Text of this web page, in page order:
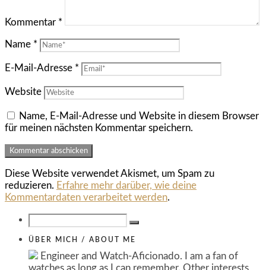
Kommentar *
Name *
E-Mail-Adresse *
Website
Name, E-Mail-Adresse und Website in diesem Browser
für meinen nächsten Kommentar speichern.
Diese Website verwendet Akismet, um Spam zu
reduzieren. Erfahre mehr darüber, wie deine
Kommentardaten verarbeitet werden.
ÜBER MICH / ABOUT ME
Engineer and Watch-Aficionado. I am a fan of
watches as long as I can remember. Other interests